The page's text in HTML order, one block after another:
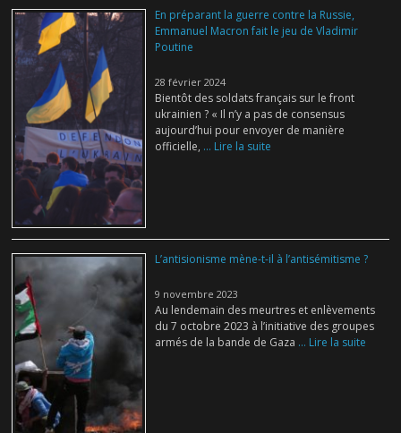
En préparant la guerre contre la Russie,
Emmanuel Macron fait le jeu de Vladimir
Poutine
28 février 2024
Bientôt des soldats français sur le front
ukrainien ? « Il n’y a pas de consensus
aujourd’hui pour envoyer de manière
officielle, ... Lire la suite
L’antisionisme mène-t-il à l’antisémitisme ?
9 novembre 2023
Au lendemain des meurtres et enlèvements
du 7 octobre 2023 à l’initiative des groupes
armés de la bande de Gaza ... Lire la suite